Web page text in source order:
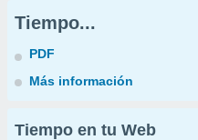
Tiempo...
PDF
Más información
Tiempo en tu Web